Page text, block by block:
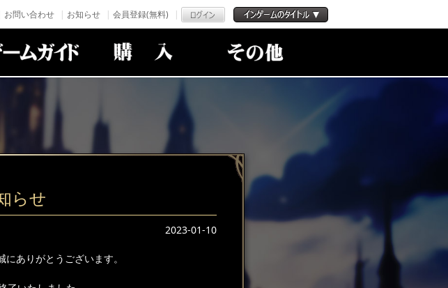
お問い合わせ お知らせ 会員登録(無料)
らせ
2023-01-10
ありがとうございます。